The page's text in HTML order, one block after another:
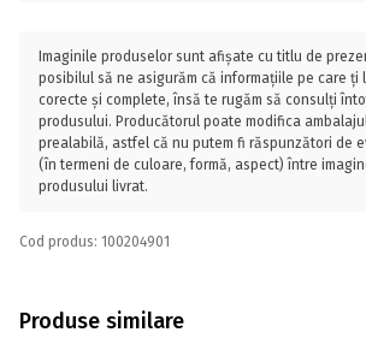
Imaginile produselor sunt afișate cu titlu de
posibilul să ne asigurăm că informațiile pe care ți
corecte și complete, însă te rugăm să consulți
produsului. Producătorul poate modifica
prealabilă, astfel că nu putem fi răspunzători de
(în termeni de culoare, formă, aspect) între
produsului livrat.
Cod produs: 100204901
Produse similare